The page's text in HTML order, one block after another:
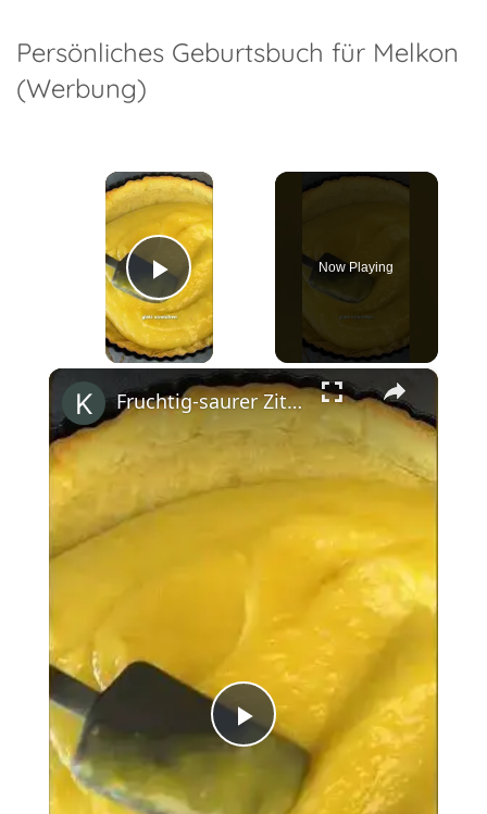
Persönliches Geburtsbuch für Melkon
(Werbung)
×
Play Video
Now Playing
×
Play
Fruchtig-saurer Zitronen-Baiser-Kuchen #shorts